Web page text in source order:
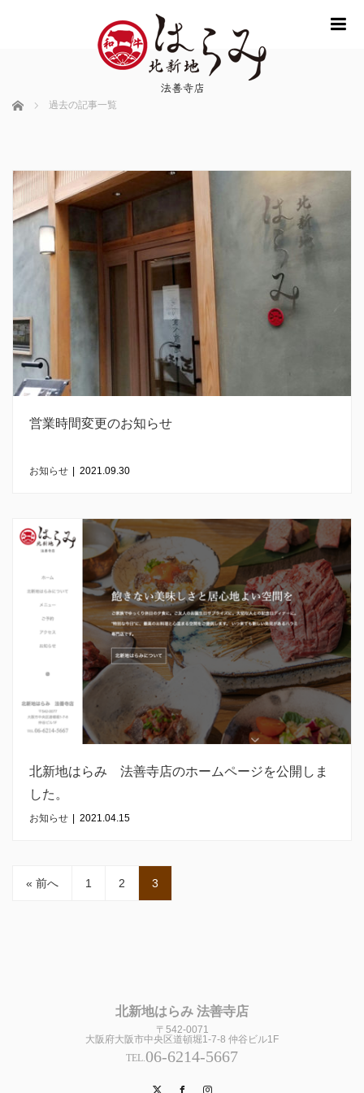
ホーム 過去の記事一覧
営業時間変更のお知らせ
お知らせ | 2021.09.30
北新地はらみ 法善寺店のホームページを公開しま
した。
お知らせ 2021.04.15
« 前へ 1 2 3
北新地はらみ 法善寺店
〒542-0071
大阪府大阪市中央区道頓堀1-7-8 仲谷ビル1F
TEL.06-6214-5667
TwitterFacebook